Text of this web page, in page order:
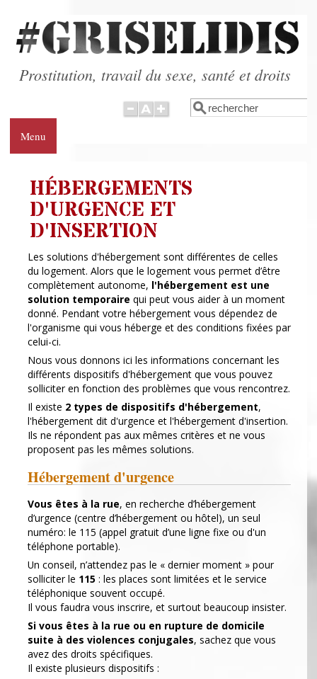
Prostitution, travail du sexe, santé et droits
Formulaire de
Rechercher
Menu
HÉBERGEMENTS
D'URGENCE ET
D'INSERTION
Les solutions d'hébergement sont différentes de celles
du logement. Alors que le logement vous permet d’être
complètement autonome, l'hébergement est une
solution temporaire qui peut vous aider à un moment
donné. Pendant votre hébergement vous dépendez de
l'organisme qui vous héberge et des conditions fixées par
celui-ci.
Nous vous donnons ici les informations concernant les
différents dispositifs d'hébergement que vous pouvez
solliciter en fonction des problèmes que vous rencontrez.
Il existe 2 types de dispositifs d'hébergement,
l'hébergement dit d'urgence et l'hébergement d'insertion.
Ils ne répondent pas aux mêmes critères et ne vous
proposent pas les mêmes solutions.
Hébergement d'urgence
Vous êtes à la rue, en recherche d’hébergement
d’urgence (centre d’hébergement ou hôtel), un seul
numéro: le 115 (appel gratuit d’une ligne fixe ou d'un
téléphone portable).
Un conseil, n’attendez pas le « dernier moment » pour
solliciter le 115 : les places sont limitées et le service
téléphonique souvent occupé.
Il vous faudra vous inscrire, et surtout beaucoup insister.
Si vous êtes à la rue ou en rupture de domicile
suite à des violences conjugales, sachez que vous
avez des droits spécifiques.
Il existe plusieurs dispositifs :